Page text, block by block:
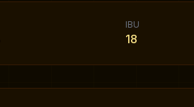
IBU
18